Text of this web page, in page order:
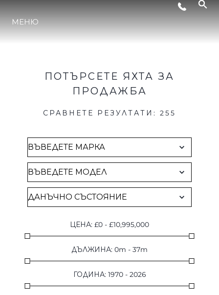
СЪБИТИЯ
ИНОВАЦИЯ
ЕКИПЪТ
НАСЛЕДСТВО
ОЦЕНЕТЕ ВАШАТА ЯХТА
МЕНЮ
ПОТЪРСЕТЕ ЯХТА ЗА
ПРОДАЖБА
СРАВНЕТЕ РЕЗУЛТАТИ : 255
ЦЕНА: £0 - £10,995,000
ДЪЛЖИНА: 0m - 37m
ГОДИНА: 1970- 2026